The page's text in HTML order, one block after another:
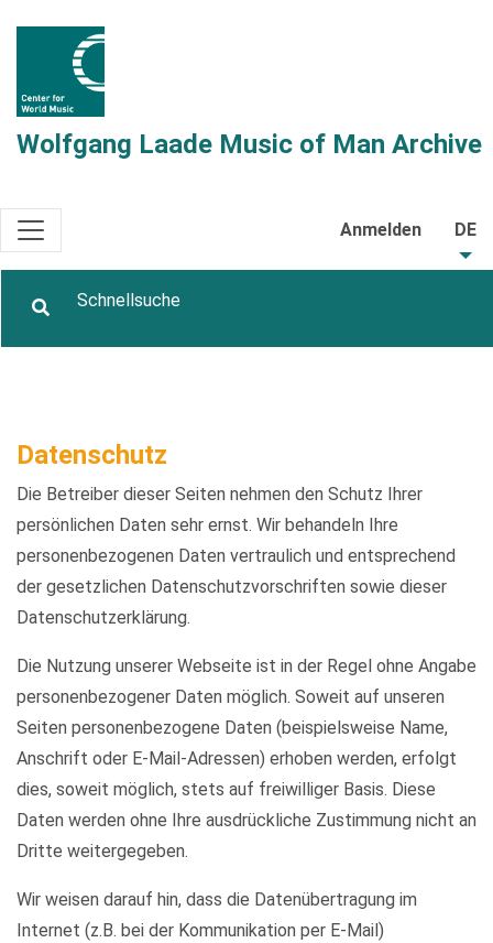
Wolfgang Laade Music of Man Archive
Anmelden DE
Datenschutz
Die Betreiber dieser Seiten nehmen den Schutz Ihrer
persönlichen Daten sehr ernst. Wir behandeln Ihre
personenbezogenen Daten vertraulich und entsprechend
der gesetzlichen Datenschutzvorschriften sowie dieser
Datenschutzerklärung.
Die Nutzung unserer Webseite ist in der Regel ohne Angabe
personenbezogener Daten möglich. Soweit auf unseren
Seiten personenbezogene Daten (beispielsweise Name,
Anschrift oder E-Mail-Adressen) erhoben werden, erfolgt
dies, soweit möglich, stets auf freiwilliger Basis. Diese
Daten werden ohne Ihre ausdrückliche Zustimmung nicht an
Dritte weitergegeben.
Wir weisen darauf hin, dass die Datenübertragung im
Internet (z.B. bei der Kommunikation per E-Mail)